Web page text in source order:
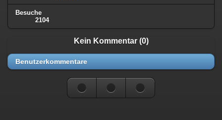
Besuche
2104
Kein Kommentar (0)
Benutzerkommentare